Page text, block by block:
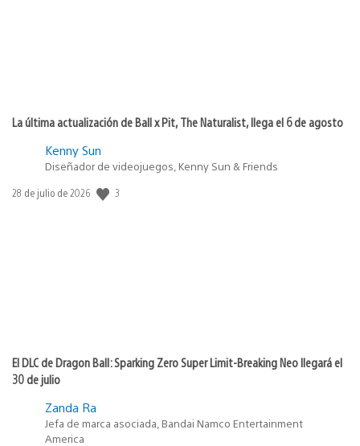
La última actualización de Ball x Pit, The Naturalist, llega el 6 de agosto
Kenny Sun
Diseñador de videojuegos, Kenny Sun & Friends
Fecha
28 de julio de 2026 3
El DLC de Dragon Ball: Sparking Zero Super Limit-Breaking Neo llegará el
30 de julio
Zanda Ra
Jefa de marca asociada, Bandai Namco Entertainment
America